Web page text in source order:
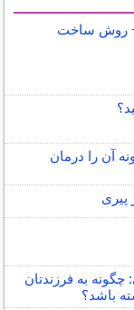
+ روش ساخت
آن را درمان
به فرزندتان
باشد؟